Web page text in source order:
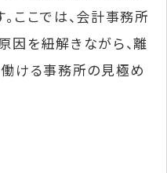
ここでは、会計事務所
因を紐解きながら、離
ける事務所の見極め